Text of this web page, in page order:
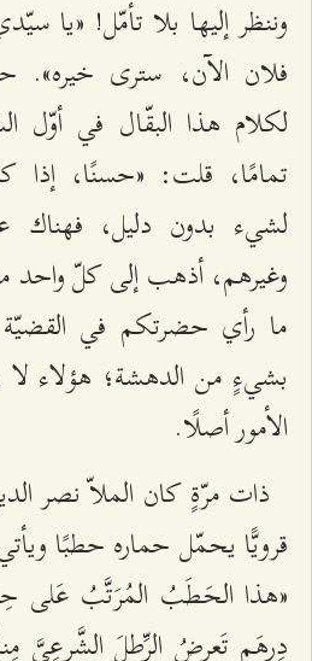
وننظر إليها بلا تأمّل! «يا
فلان الآن، سترى خيره».
لكلام هذا البقّال في أوّل
تمامًا، قلت: «حسنًا، إذا
لشيء بدون دليل، فهناك
وغيرهم، أذهب إلى كلّ واحد
ما رأي حضرتكم في القضيّة
بشيءٍ من الدهشة؛ هؤلاء
الأمور أصلًا.
ذات مرّةٍ كان الملاّ نصر
قرويًّا يحمّل حماره حطبًا
«هذا الحَطَبُ المُرَتَّبُ عَلى
دِرهَمٍ تَعرِضُ الرِّطلَ الشَّرعِيَّ